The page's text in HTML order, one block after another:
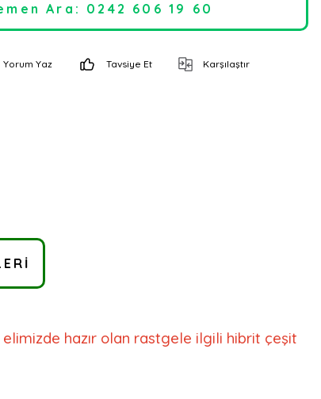
Ara: 0242 606 19 60
Yorum Yaz Tavsiye Et Karşılaştır
hazır olan rastgele ilgili hibrit çeşit